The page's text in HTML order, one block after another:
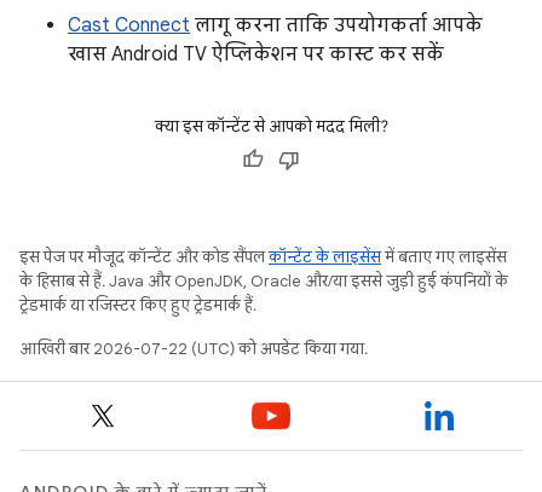
Cast Connect लागू करना ताकि उपयोगकर्ता आपके
खास Android TV ऐप्लिकेशन पर कास्ट कर सकें
क्या इस कॉन्टेंट से आपको मदद मिली?
इस पेज पर मौजूद कॉन्टेंट और कोड सैंपलकॉन्टेंट के लाइसेंसमें बताए गए लाइसेंस
के हिसाब से हैं. Java और OpenJDK, Oracle और/या इससे जुड़ी हुई कंपनियों के
ट्रेडमार्क या रजिस्टर किए हुए ट्रेडमार्क हैं.
आखिरी बार 2026-07-22 (UTC) को अपडेट किया गया.